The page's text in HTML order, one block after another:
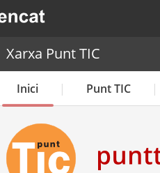
en una nova finestra.
Xarxa Punt TIC
Inici Punt TIC